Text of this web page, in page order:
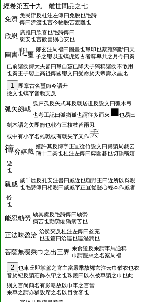
經卷第五十九 離世間品之七
免濟 免民辯反杜注左傳曰免脱也毛詩
傳曰濟渡也言今物脱苦渡難也
欣慰 廣雅曰欣喜也毛詩傳曰
慰安也言歡喜則心安也
圖書 璽
鄭玄注周禮曰圖畫也璽印也蔡雍獨斷曰天
子之璽以玉螭虎劔古者尊卑共之月今曰秦
已前諸侯郷大夫皆曰璽自茲已降天子獨稱諸侯不敢用
也秦王子嬰上高祖傳國璽文曰受命於天帝壽永昌此
1
即章古名璽節今謂升
撿文也螭字音勅支反
弧矢劔戟
弧戸孤反矢式耳反戟居迸反説文曰弧木弓
也考工記曰弧猶孤也謂往多而來
也易曰
剡木謂之矢即箭也戟有三枝枝皆兩刄
或中有小字名雄戟或有戟矢字又作
弈嬉戲
嬉許其反愽字正冝從竹説文曰簙謂局戯云
簙十二棊也杜注左傳曰弈圍碁也切韻稱嬉
遊
也
親戚 戚千歴反孔安注書曰戚近也顧野王曰近所以爲親
也毛詩傳曰相親曰戚戚字正冝從豎心經本作戚者
俗
也
能忍劬勞 劬具虞反毛詩傳曰劬勞
病苦也勤勞倦猶病苦也
正法味盈洽 洽侯夾反杜注左傳曰盈充
也玉篇曰洽濡也濡溼潤也
菩薩無礙乘巾之出三界 乘食證反乘謂車馬通稱
巾謂服乘之名案周禮
2
也車氏即掌駕之官主當嚴乘故鄭玄注云巾猶衣也衣
音於紀反謂莊飾衣帶之也珠叢曰以衣被車謂之巾也此
則文言尚簡名有影略故以巾車之言當
乘車之謂亦猶設席之名以目食客也